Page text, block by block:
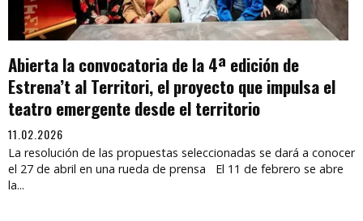
Abierta la convocatoria de la 4ª edición de
Estrena’t al Territori, el proyecto que impulsa el
teatro emergente desde el territorio
11.02.2026
La resolución de las propuestas seleccionadas se dará a conocer
el 27 de abril en una rueda de prensa El 11 de febrero se abre
la...